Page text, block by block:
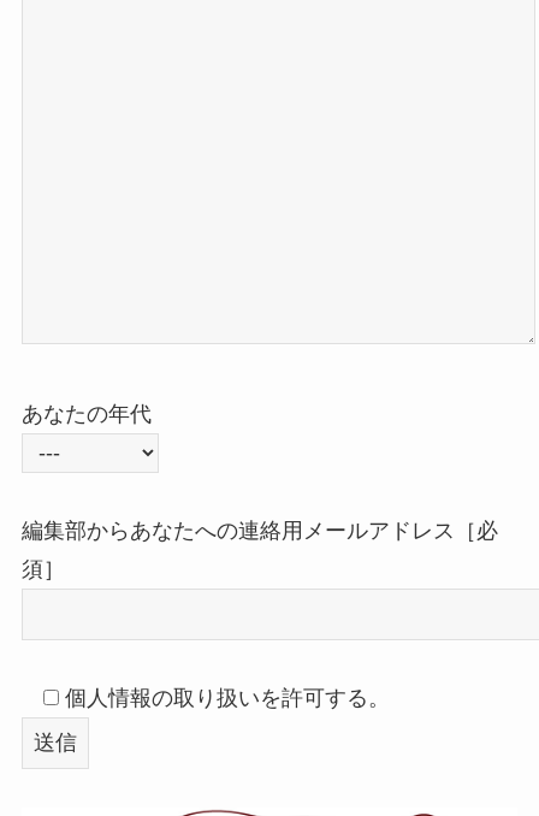
あなたの年代
編集部からあなたへの連絡用メールアドレス［必
須］
個人情報の取り扱いを許可する。